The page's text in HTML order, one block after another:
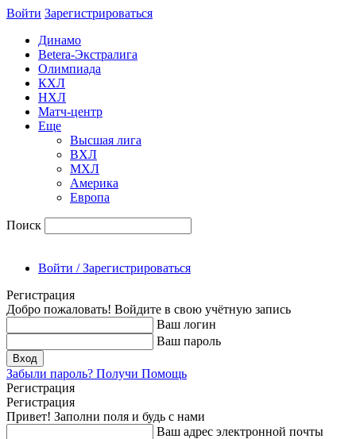
Войти Зарегиcтрироваться
Динамо
Betera-Экстралига
Олимпиада
КХЛ
НХЛ
Матч-центр
Еще
Высшая лига
ВХЛ
МХЛ
Америка
Европа
Поиск
Войти / Зарегистрироваться
Регистрация
Добро пожаловать! Войдите в свою учётную запись
Ваш логин
Ваш пароль
Забыли пароль? Получи Помощь
Регистрация
Регистрация
Привет! Заполни поля и будь с нами
Ваш адрес электронной почты